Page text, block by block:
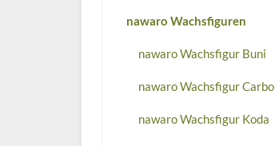
nawaro Wachsfiguren
nawaro Wachsfigur Buni
nawaro Wachsfigur Carbo
nawaro Wachsfigur Koda